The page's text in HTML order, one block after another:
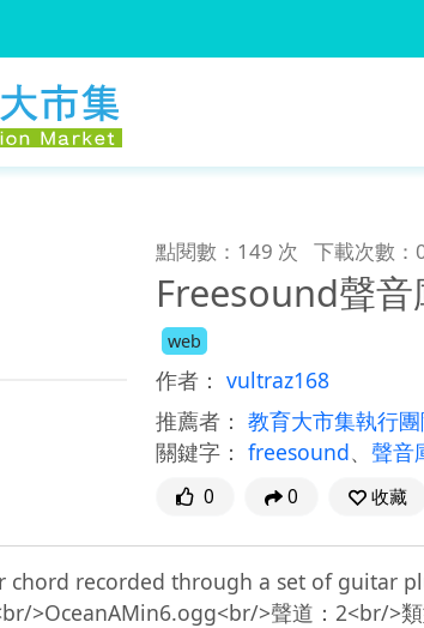
點閱數：149 次 下載次數：
Freesound聲
web
作者： vultraz168
推薦者： 教育大市集執行
關鍵字： freesound、 聲音
0 0 收藏
chord recorded through a set of guitar
>OceanAMin6.ogg<br/>聲道：2<br/>